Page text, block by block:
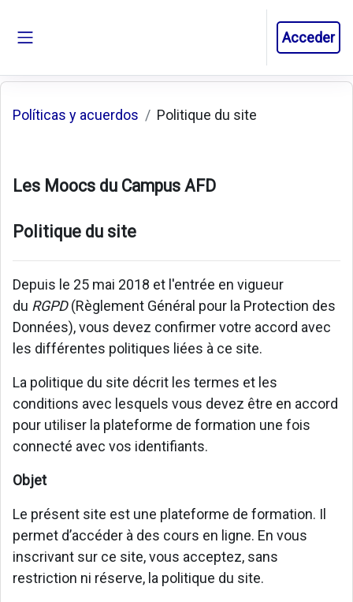
Acceder
Políticas y acuerdos Politique du site
Les Moocs du Campus AFD
Politique du site
Depuis le 25 mai 2018 et l'entrée en vigueur
du RGPD(Règlement Général pour la Protection des
Données), vous devez confirmer votre accord avec
les différentes politiques liées à ce site.
La politique du site décrit les termes et les
conditions avec lesquels vous devez être en accord
pour utiliser la plateforme de formation une fois
connecté avec vos identifiants.
Objet
Le présent site est une plateforme de formation. Il
permet d’accéder à des cours en ligne. En vous
inscrivant sur ce site, vous acceptez, sans
restriction ni réserve, la politique du site.